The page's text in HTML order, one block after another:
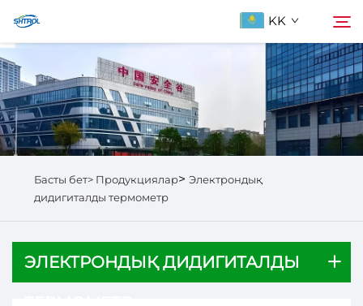
KK
Біздің туралы
Продукциялар
Бізбен хабарласыңы
Іздеу
Басты бет> Продукциялар> Электрондық
дидигиталды термометр
ЭЛЕКТРОНДЫҚ ДИДИГИТАЛДЫ